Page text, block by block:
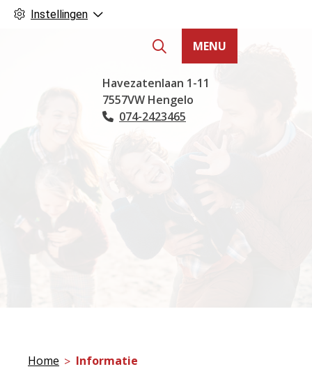
Instellingen
Hoofdmenu
MENU
Havezatenlaan 1-11
7557VW Hengelo
Tel:
074-2423465
Home Informatie